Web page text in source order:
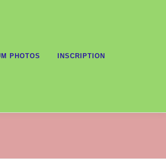
PHOTOS INSCRIPTION